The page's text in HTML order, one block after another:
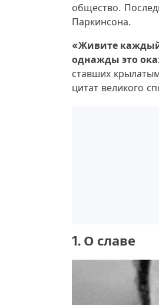
общество.
Паркинсона.
«Живите
однажды это
ставших
цитат великого
1. О славе